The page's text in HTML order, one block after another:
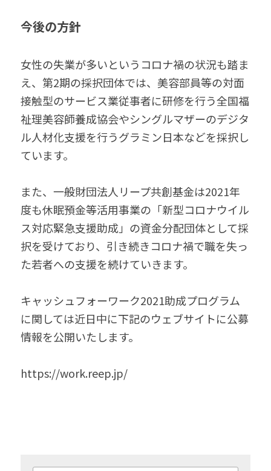
今後の方針
女性の失業が多いというコロナ禍の状況も踏ま
え、第2期の採択団体では、美容部員等の対面
接触型のサービス業従事者に研修を行う全国福
祉理美容師養成協会やシングルマザーのデジタ
ル人材化支援を行うグラミン日本などを採択し
ています。
また、一般財団法人リープ共創基金は2021年
度も休眠預金等活用事業の「新型コロナウイル
ス対応緊急支援助成」の資金分配団体として採
択を受けており、引き続きコロナ禍で職を失っ
た若者への支援を続けていきます。
キャッシュフォーワーク2021助成プログラム
に関しては近日中に下記のウェブサイトに公募
情報を公開いたします。
https://work.reep.jp/